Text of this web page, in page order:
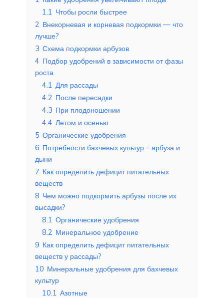
1.1 Чтобы росли быстрее
2 Внекорневая и корневая подкормки — что
лучше?
3 Схема подкормки арбузов
4 Подбор удобрений в зависимости от фазы
роста
4.1 Для рассады
4.2 После пересадки
4.3 При плодоношении
4.4 Летом и осенью
5 Органические удобрения
6 Потребности бахчевых культур – арбуза и
дыни
7 Как определить дефицит питательных
веществ
8 Чем можно подкормить арбузы после их
высадки?
8.1 Органические удобрения
8.2 Минеральное удобрение
9 Как определить дефицит питательных
веществ у рассады?
10 Минеральные удобрения для бахчевых
культур
10.1 Азотные